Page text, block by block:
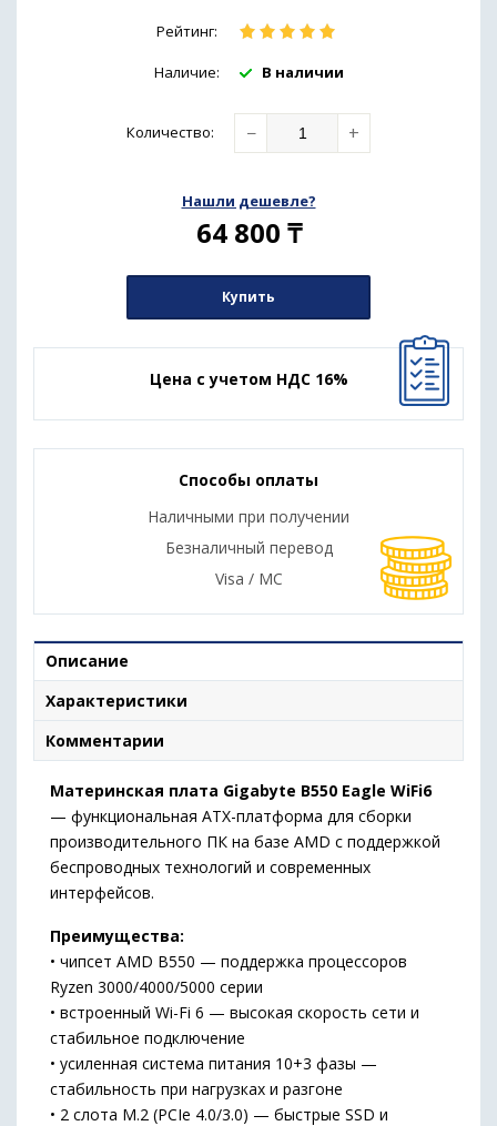
Рейтинг:
Наличие: В наличии
Количество: − +
Нашли дешевле?
64 800 ₸
Купить
Цена с учетом НДС 16%
Способы оплаты
Наличными при получении
Безналичный перевод
Visa / MC
Описание
Характеристики
Комментарии
Материнская плата Gigabyte B550 Eagle WiFi6
— функциональная ATX-платформа для сборки
производительного ПК на базе AMD с поддержкой
беспроводных технологий и современных
интерфейсов.
Преимущества:
• чипсет AMD B550 — поддержка процессоров
Ryzen 3000/4000/5000 серии
• встроенный Wi-Fi 6 — высокая скорость сети и
стабильное подключение
• усиленная система питания 10+3 фазы —
стабильность при нагрузках и разгоне
• 2 слота M.2 (PCIe 4.0/3.0) — быстрые SSD и